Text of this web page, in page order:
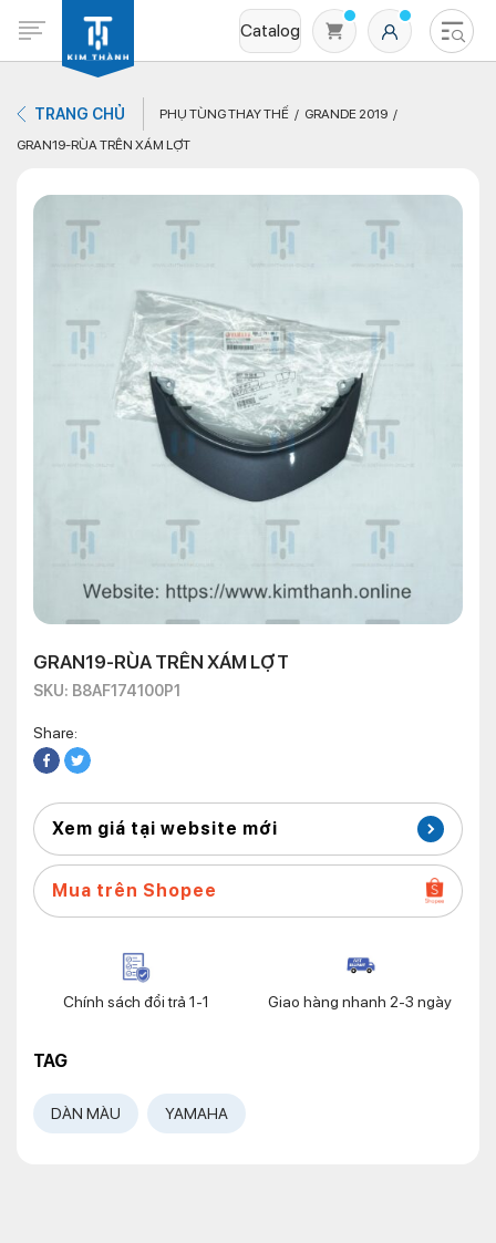
Catalog
Không có sản phẩm nào trong giỏ hàng
TRANG CHỦ PHỤ TÙNG THAY THẾ
GRANDE 2019
GRAN19-RÙA TRÊN XÁM LỢT
GRAN19-RÙA TRÊN XÁM LỢT
SKU: B8AF174100P1
Share:
Xem giá tại website mới
Mua trên Shopee
Chính sách đổi trả 1-1 Giao hàng nhanh 2-3 ngày
TAG
DÀN MÀU YAMAHA